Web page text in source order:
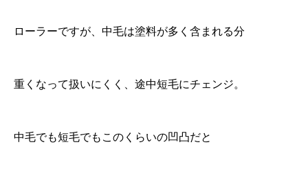
ローラーですが、中毛は塗料が多く含まれる分
重くなって扱いにくく、途中短毛にチェンジ。
中毛でも短毛でもこのくらいの凹凸だと